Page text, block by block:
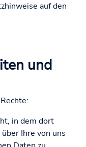
auf den
und
in dem dort
Ihre von uns